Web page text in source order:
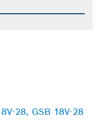
28, GSB 18V-28